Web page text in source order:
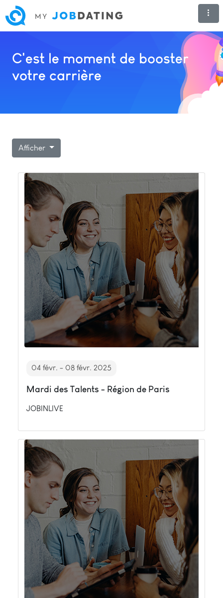
C'est le moment de booster
votre carrière
Afficher
04 févr. - 08 févr. 2025
Mardi des Talents - Région de Paris
JOBINLIVE